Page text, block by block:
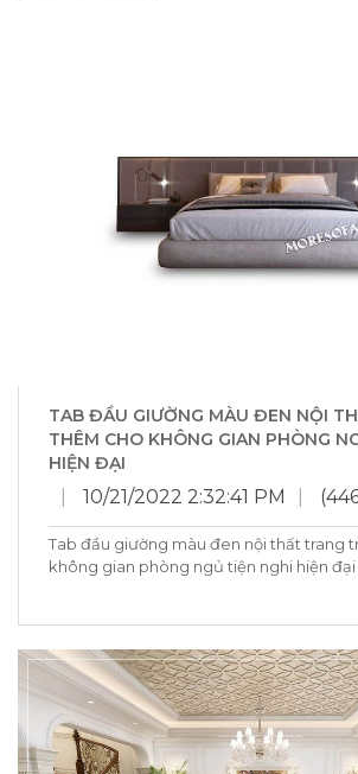
TAB ĐẦU GIƯỜNG MÀU ĐEN NỘI
THÊM CHO KHÔNG GIAN PHÒNG
HIỆN ĐẠI
10/21/2022 2:32:41 PM
Tab đầu giường màu đen nội thất trang
không gian phòng ngủ tiện nghi hiện đại